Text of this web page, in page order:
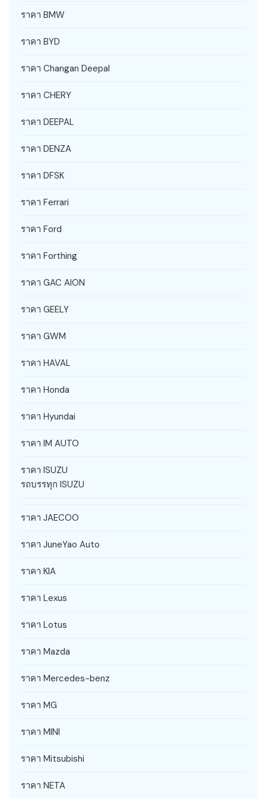
ราคา BMW
ราคา BYD
ราคา Changan Deepal
ราคา CHERY
ราคา DEEPAL
ราคา DENZA
ราคา DFSK
ราคา Ferrari
ราคา Ford
ราคา Forthing
ราคา GAC AION
ราคา GEELY
ราคา GWM
ราคา HAVAL
ราคา Honda
ราคา Hyundai
ราคา IM AUTO
ราคา ISUZU
รถบรรทุก ISUZU
ราคา JAECOO
ราคา JuneYao Auto
ราคา KIA
ราคา Lexus
ราคา Lotus
ราคา Mazda
ราคา Mercedes-benz
ราคา MG
ราคา MINI
ราคา Mitsubishi
ราคา NETA